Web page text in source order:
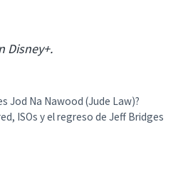
Disney+.
Jod Na Nawood (Jude Law)?
ISOs y el regreso de Jeff Bridges